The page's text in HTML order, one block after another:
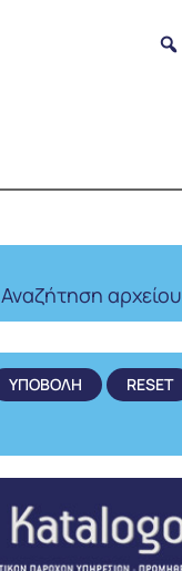
Αναζήτηση αρχείου